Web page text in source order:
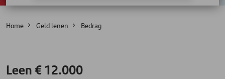
Home Geld lenen Bedrag
Leen € 12.000